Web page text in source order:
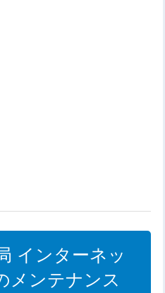
インターネッ
メンテナンス